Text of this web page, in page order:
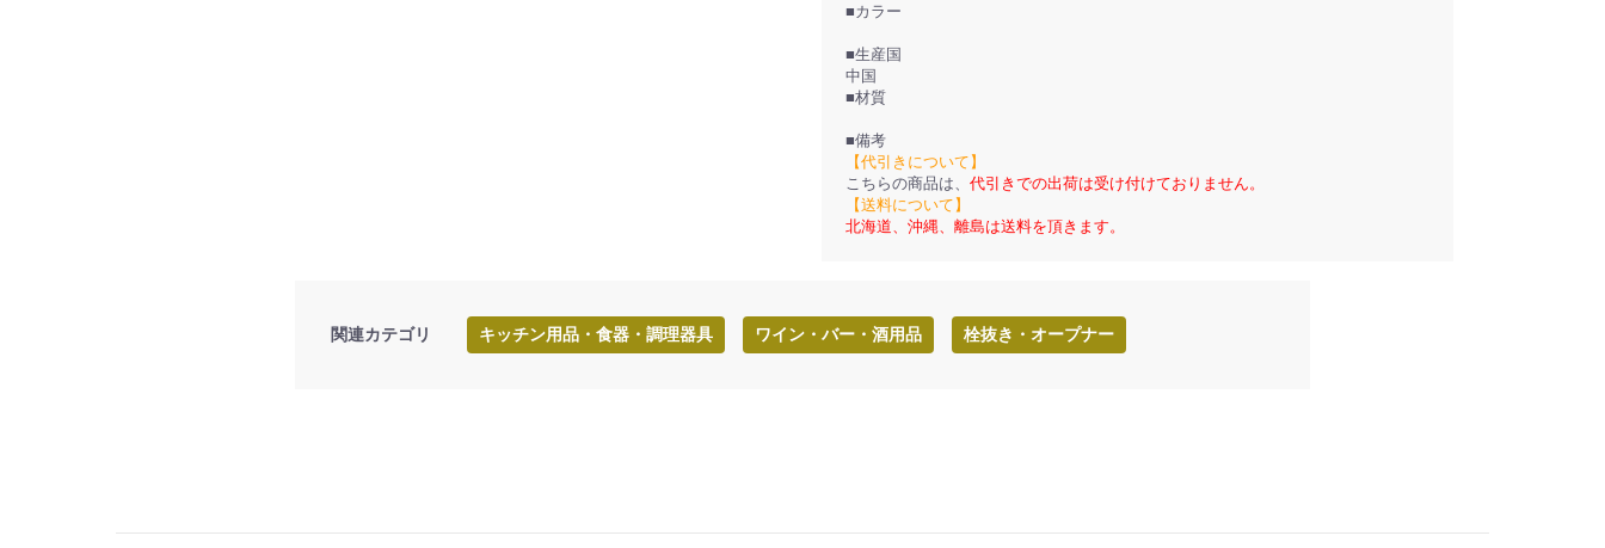
■カラー
■生産国
中国
■材質
■備考
【代引きについて】
こちらの商品は、 代引きでの出荷は受け付けておりません。
【送料について】
北海道、沖縄、離島は送料を頂きます。
関連カテゴリ キッチン用品・食器・調理器具 ワイン・バー・酒用品 栓抜き・オープナー